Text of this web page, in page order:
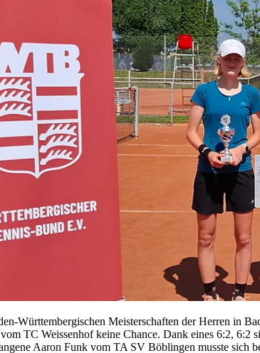
Württembergischen Meisterschaften der Herren in
TC Weissenhof keine Chance. Dank eines 6:2,
Aaron Funk vom TA SV Böblingen musste sich